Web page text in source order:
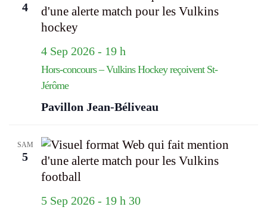
4
4 Sep 2026 - 19 h
Hors-concours – Vulkins Hockey reçoivent St-
Jérôme
Pavillon Jean-Béliveau
SAM
5
5 Sep 2026 - 19 h 30